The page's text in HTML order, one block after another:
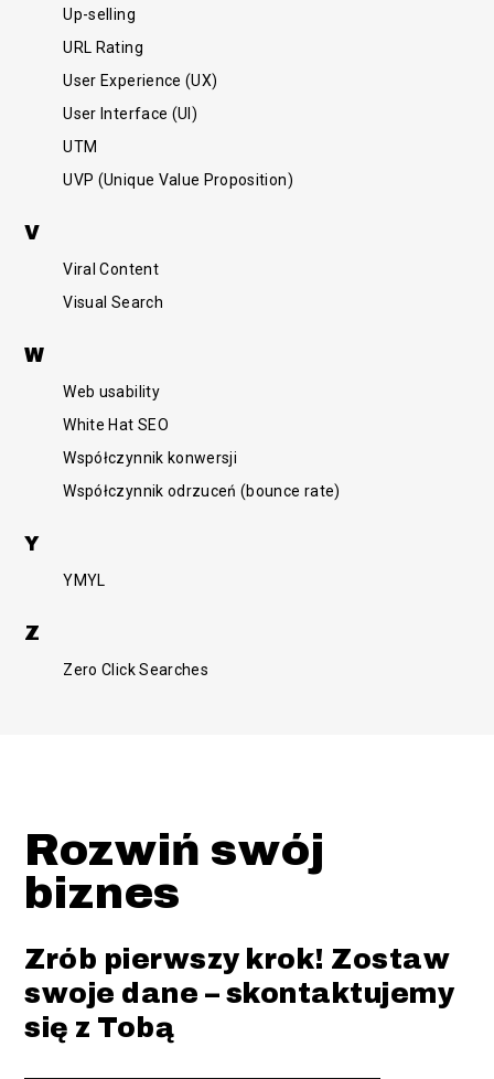
Up-selling
URL Rating
User Experience (UX)
User Interface (UI)
UTM
UVP (Unique Value Proposition)
V
Viral Content
Visual Search
W
Web usability
White Hat SEO
Współczynnik konwersji
Współczynnik odrzuceń (bounce rate)
Y
YMYL
Z
Zero Click Searches
Rozwiń swój
biznes
Zrób pierwszy krok! Zostaw
swoje dane – skontaktujemy
się z Tobą